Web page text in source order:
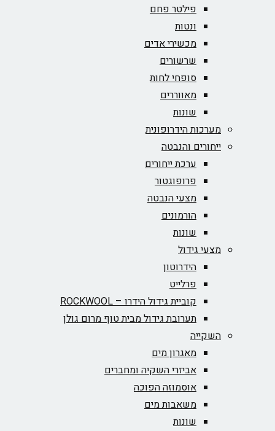
פילטר פחם
ונטות
מכשירי אדים
שרשורים
סופחי לחות
מאווררים
שונות
מערכות הידרופונית
ייחורים והנבטה
ערכת ייחורים
פרופוגטור
מצעי הנבטה
הורמונים
שונות
מצעי גידול
הידרוטון
פרלייט
קוביית גידול הידרו – ROCKWOOL‏
תערובת גידול מבית טוף מרום גולן
השקייה
מאגרון מים
אביזרי השקיה ומחברים
אוסמוזה הפוכה
משאבות מים
שונות